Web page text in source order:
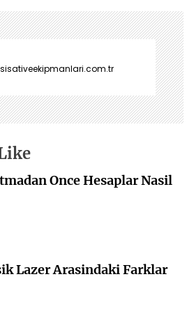
Once Hesaplar Nasil
Lazer Arasindaki Farklar